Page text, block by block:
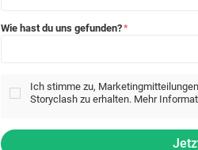
Wie hast du uns gefunden?*
Ich stimme zu,
Storyclash zu erhalten. Mehr